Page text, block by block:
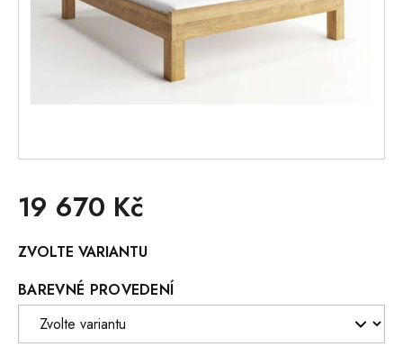
19 670 Kč
cena:
ZVOLTE VARIANTU
BAREVNÉ PROVEDENÍ